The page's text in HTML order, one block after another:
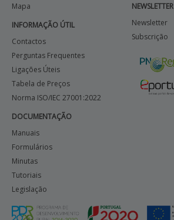
Mapa
INFORMAÇÃO ÚTIL
Contactos
Perguntas Frequentes
Ligações Úteis
Tabela de Preços
Norma ISO/IEC 27001:2022
DOCUMENTAÇÃO
Manuais
Formulários
Minutas
Tutoriais
Legislação
NEWSLETTER
Newsletter
Subscrição